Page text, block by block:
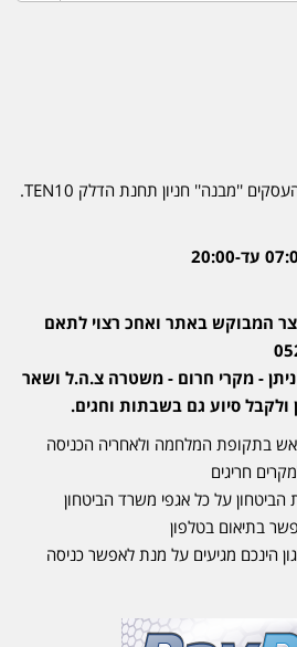
האילן 4 אור עקיבא - מתחם העסקים ''מבנה'' חניון תחנת הדלק TEN10.
המבוקש באתר ואחכ רצוי לתאם
- מקרי חרום - משטרה צ.ה.ל ושאר
ולקבל סיוע גם בשבתות וחגים.
בתקופת המלחמה ולאחריה הכניסה
חריגים
הביטחון על כל אגפי משרד הביטחון
בתיאום בטלפון
הינכם מגיעים על מנת לאפשר כניסה